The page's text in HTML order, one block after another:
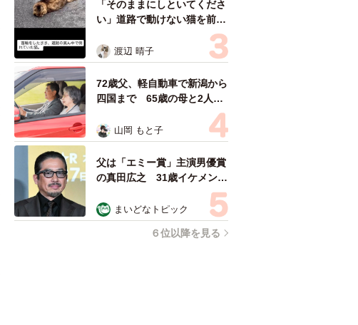
「そのままにしといてくださ
い」道路で動けない猫を前に
返された一言… 懸命に生き
ようとした4日間 「命の重
さはみんな同じ」保護団体代
表の訴え
渡辺 晴子
72歳父、軽自動車で新潟から
四国まで 65歳の母と2人で
3泊4日の旅 パーキングの休
憩まで分刻み… 「大学生で
も組まねえよ！」
山岡 もと子
父は「エミー賞」主演男優賞
の真田広之 31歳イケメン俳
優が長髪ヒゲのワイルド近影
「ガチヒロさんそっくり」
「新たな一面もステキ」
まいどなトピック
６位以降を見る